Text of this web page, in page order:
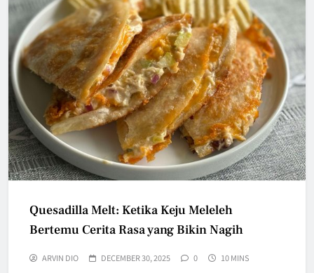
Quesadilla Melt: Ketika Keju Meleleh
Bertemu Cerita Rasa yang Bikin Nagih
ARVIN DIO DECEMBER 30, 2025 0 10 MINS